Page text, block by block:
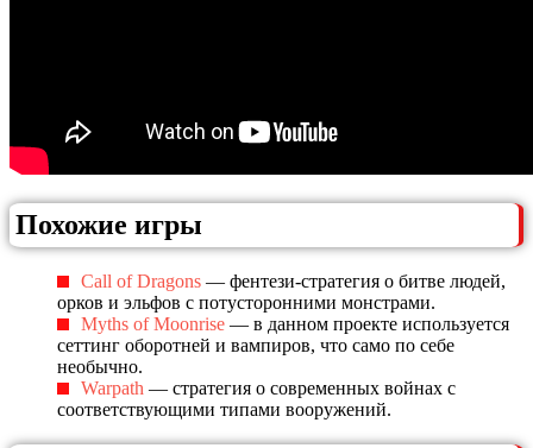
Похожие игры
Call of Dragons — фентези-стратегия о битве людей,
орков и эльфов с потусторонними монстрами.
Myths of Moonrise — в данном проекте используется
сеттинг оборотней и вампиров, что само по себе
необычно.
Warpath — стратегия о современных войнах с
соответствующими типами вооружений.